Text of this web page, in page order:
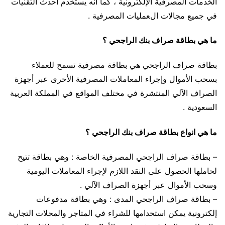
في جميع مجالات العمليات المصرفية .
ما هي بطاقة صراف بنك الراجحي ؟
بطاقة صراف الراجحي هي بطاقة مصرفية تسمح للعملاء
بسحب الأموال وإجراء المعاملات المصرفية الأخرى عبر أجهزة
الصراف الآلي المنتشرة في مختلف المواقع في المملكة العربية
السعودية .
ما هي انواع بطاقة صراف بنك الراجحي ؟
– بطاقة صراف الراجحي المصرفية الخاصة : وهي بطاقة تتيح
لحاملها الحصول على النقد اللازم لإجراء المعاملات اليومية
وسحب الأموال عبر أجهزة الصراف الآلي .
– بطاقة صراف الراجحي المدى : وهي بطاقة مدفوعات
إلكترونية يمكن استخدامها للشراء في المتاجر والمحلات التجارية